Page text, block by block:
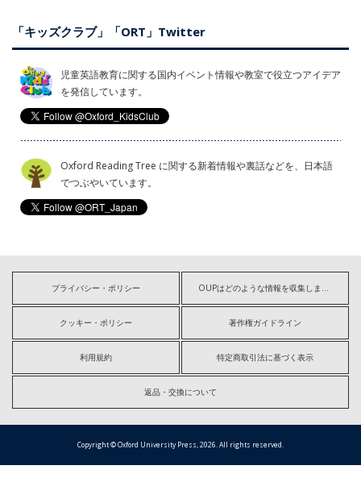
「キッズクラブ」「ORT」Twitter
児童英語教育に関する国内イベント情報や教室で役立つアイデア
を発信しています。
Oxford Reading Tree に関する新着情報や裏話などを、日本語
でつぶやいています。
プライバシー・ポリシー
クッキー・ポリシー 著作権ガイドライン
利用規約 特定商取引法に基づく表示
返品・交換について
Copyright © Oxford University Press, 2026. All rights reserved.